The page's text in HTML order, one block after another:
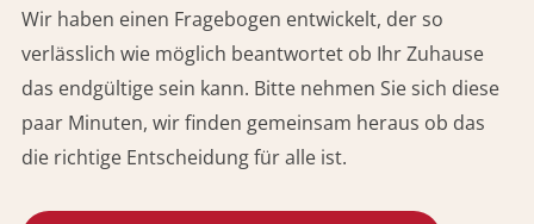
Wir haben einen Fragebogen entwickelt, der so
verlässlich wie möglich beantwortet ob Ihr Zuhause
das endgültige sein kann. Bitte nehmen Sie sich diese
paar Minuten, wir finden gemeinsam heraus ob das
die richtige Entscheidung für alle ist.